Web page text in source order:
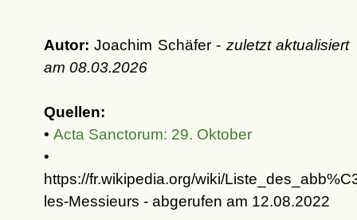
Autor: Joachim Schäfer - zuletzt aktualisiert
am 08.03.2026
Quellen:
• Acta Sanctorum: 29. Oktober
•
https://fr.wikipedia.org/wiki/
les-Messieurs - abgerufen am 12.08.2022